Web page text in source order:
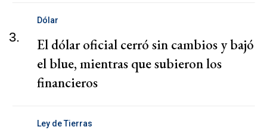
3.
Dólar
El dólar oficial cerró sin cambios y bajó
el blue, mientras que subieron los
financieros
Ley de Tierras